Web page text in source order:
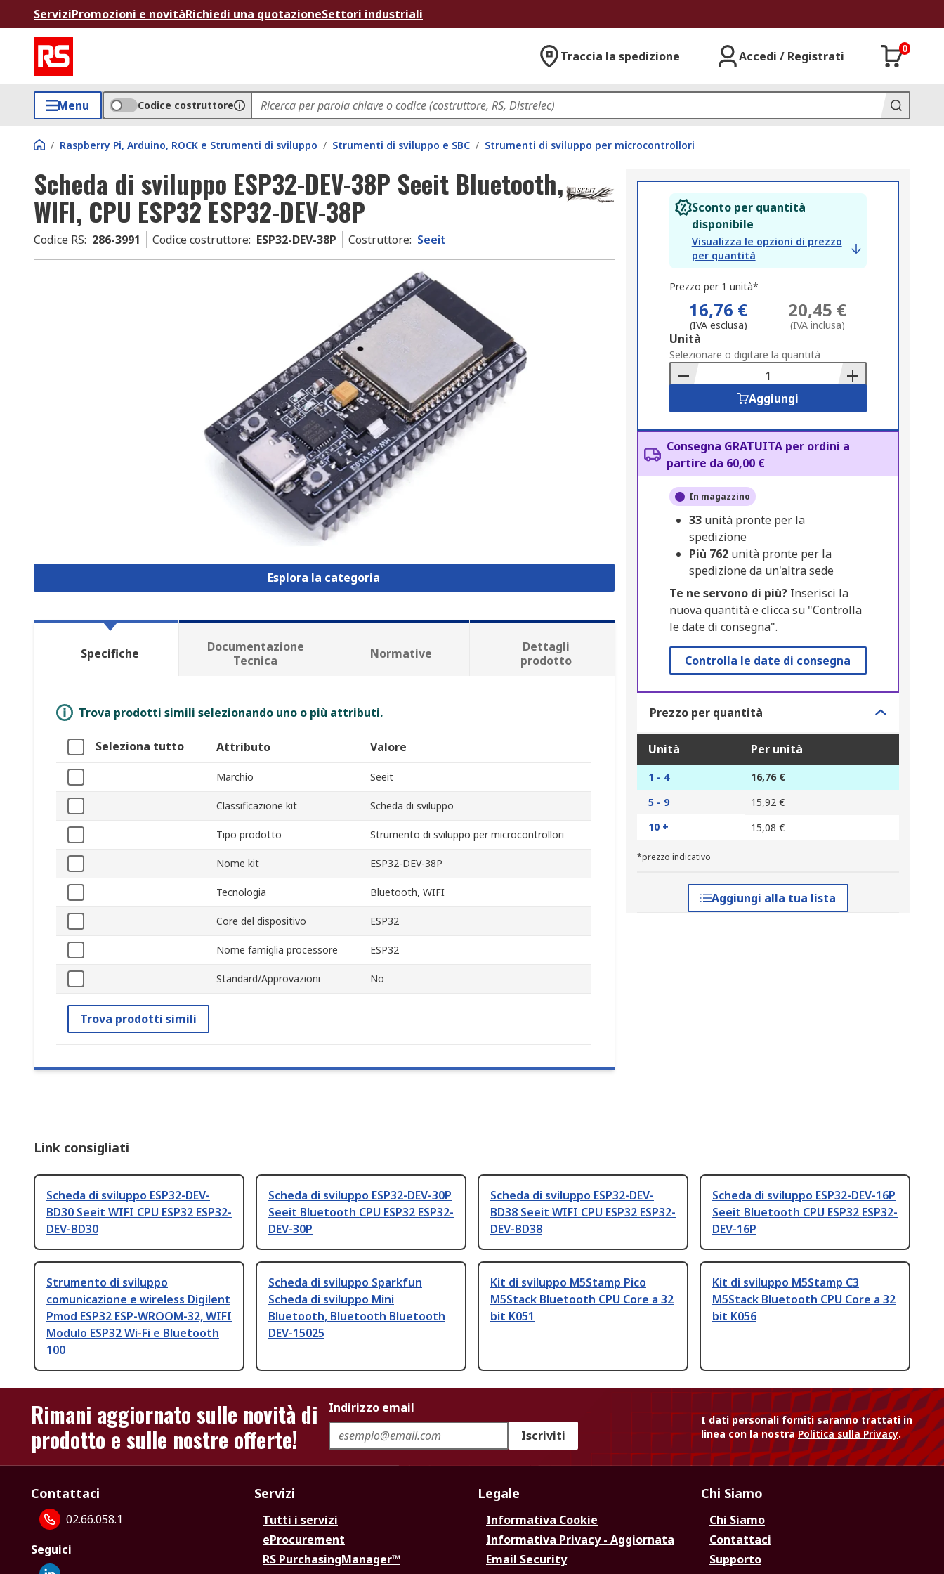
ServiziPromozioni e novitàRichiedi una quotazioneSettori industriali
Traccia la spedizione Accedi / Registrati
0
Menu Codice costruttore
/ Raspberry Pi, Arduino, ROCK e Strumenti di sviluppo / Strumenti di sviluppo e SBC / Strumenti di sviluppo per microcontrollori
Scheda di sviluppo ESP32-DEV-38P Seeit Bluetooth,
WIFI, CPU ESP32 ESP32-DEV-38P
Codice RS: 286-3991 Codice costruttore: ESP32-DEV-38P Costruttore: Seeit
Esplora la categoria
Sconto per quantità
disponibile
Visualizza le opzioni di prezzo
per quantità
Prezzo per 1 unità*
16,76 €
(IVA esclusa)
20,45 €
(IVA inclusa)
Add
to
Basket
Unità
Selezionare o digitare la quantità
Aggiungi
Consegna GRATUITA per ordini a
partire da 60,00 €
In magazzino
33 unità pronte per la
spedizione
Più 762 unità pronte per la
spedizione da un'altra sede
Te ne servono di più?Inserisci la
nuova quantità e clicca su "Controlla
le date di consegna".
Controlla le date di consegna
Prezzo per quantità
Unità Per unità
1 - 4
16,76 €
5 - 9
15,92 €
10 +
15,08 €
*prezzo indicativo
Aggiungi alla tua lista
Specifiche
Documentazione
Tecnica
Normative
Dettagli
prodotto
Trova prodotti simili selezionando uno o più attributi.
Seleziona tutto Attributo Valore
Marchio Seeit
Classificazione kit Scheda di sviluppo
Tipo prodotto Strumento di sviluppo per microcontrollori
Nome kit ESP32-DEV-38P
Tecnologia Bluetooth, WIFI
Core del dispositivo ESP32
Nome famiglia processore ESP32
Standard/Approvazioni No
Trova prodotti simili
Link consigliati
Scheda di sviluppo ESP32-DEV-
BD30 Seeit WIFI CPU ESP32 ESP32-
DEV-BD30
Scheda di sviluppo ESP32-DEV-30P
Seeit Bluetooth CPU ESP32 ESP32-
DEV-30P
Scheda di sviluppo ESP32-DEV-
BD38 Seeit WIFI CPU ESP32 ESP32-
DEV-BD38
Scheda di sviluppo ESP32-DEV-16P
Seeit Bluetooth CPU ESP32 ESP32-
DEV-16P
Strumento di sviluppo
comunicazione e wireless Digilent
Pmod ESP32 ESP-WROOM-32, WIFI
Modulo ESP32 Wi-Fi e Bluetooth
100
Scheda di sviluppo Sparkfun
Scheda di sviluppo Mini
Bluetooth, Bluetooth Bluetooth
DEV-15025
Kit di sviluppo M5Stamp Pico
M5Stack Bluetooth CPU Core a 32
bit K051
Kit di sviluppo M5Stamp C3
M5Stack Bluetooth CPU Core a 32
bit K056
Rimani aggiornato sulle novità di
prodotto e sulle nostre offerte!
Indirizzo email
Iscriviti
I dati personali forniti saranno trattati in
linea con la nostraPolitica sulla Privacy.
Contattaci
02.66.058.1
Seguici
Servizi
Tutti i servizi
eProcurement
RS PurchasingManager™
Legale
Informativa Cookie
Informativa Privacy - Aggiornata
Email Security
Chi Siamo
Chi Siamo
Contattaci
Supporto